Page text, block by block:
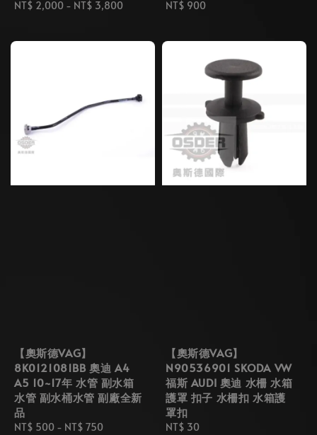
Regular
NT$ 2,000 - NT$ 3,800
Regular
NT$ 900
【奧斯德VAG】
8K0121081BB 奧迪 A4
A5 10~17年 水管 副水箱
水管 副水桶水管 副廠全新
品
Regular
NT$ 500 - NT$ 750
【奧斯德VAG】
N90536901 SKODA VW
福斯 AUDI 奧迪 水柵 水箱
護罩 扣子 水柵扣 水箱護
罩扣
Regular
NT$ 30